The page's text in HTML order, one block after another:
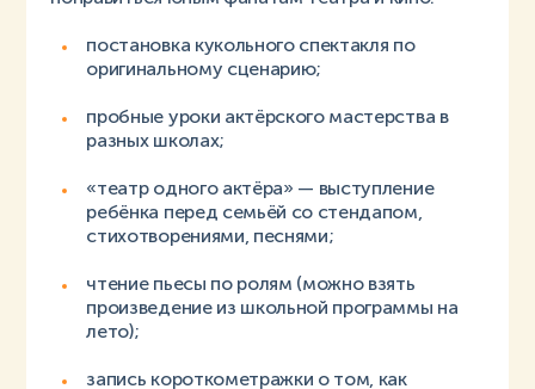
постановка кукольного спектакля по
оригинальному сценарию;
пробные уроки актёрского мастерства в
разных школах;
«театр одного актёра» — выступление
ребёнка перед семьёй со стендапом,
стихотворениями, песнями;
чтение пьесы по ролям (можно взять
произведение из школьной программы на
лето);
запись короткометражки о том, как